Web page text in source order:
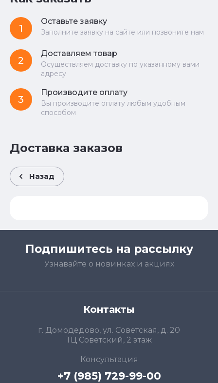
1
Оставьте заявку
Заполните заявку на сайте или позвоните нам
2
Доставляем товар
Осуществляем доставку по указанному вами
адресу
3
Производите оплату
Вы производите оплату любым удобным
способом
Доставка заказов
Назад
Подпишитесь на рассылку
Узнавайте о новинках и акциях
Контакты
г. Домодедово, ул. Советская, д. 20
ТЦ Советский, 2 этаж
Консультация
+7 (985) 729-99-00